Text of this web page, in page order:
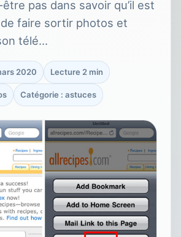
pas dans savoir qu’il est
faire sortir photos et
télé…
2020 Lecture 2 min
Catégorie : astuces